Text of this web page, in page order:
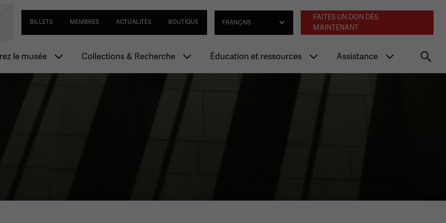
au
de la Première Guerre mondiale
Navigation utilitaire
BILLETS MEMBRES ACTUALITÉS BOUTIQUE Navigation
FAITES UN DON DÈS
MAINTENANT
principale
le musée Collections & Recherche Éducation et ressources Assistance